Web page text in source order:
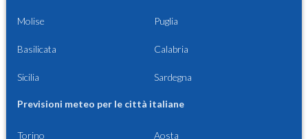
Molise Puglia
Basilicata Calabria
Sicilia Sardegna
Previsioni meteo per le città italiane
Torino Aosta